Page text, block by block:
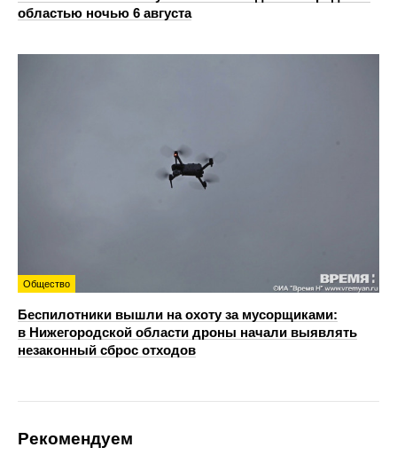
областью ночью 6 августа
Общество
Беспилотники вышли на охоту за мусорщиками:
в Нижегородской области дроны начали выявлять
незаконный сброс отходов
Рекомендуем